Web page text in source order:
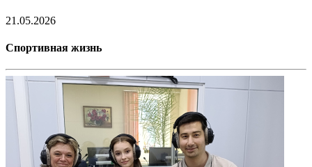
21.05.2026
Спортивная жизнь